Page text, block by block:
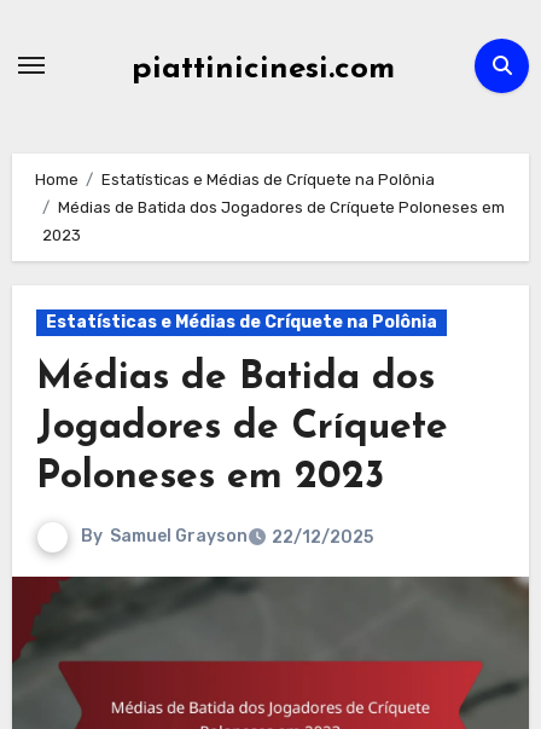
piattinicinesi.com
Home
Estatísticas e Médias de Críquete na Polônia
Médias de Batida dos Jogadores de Críquete Poloneses em
2023
Estatísticas e Médias de Críquete na Polônia
Médias de Batida dos
Jogadores de Críquete
Poloneses em 2023
By Samuel Grayson 22/12/2025